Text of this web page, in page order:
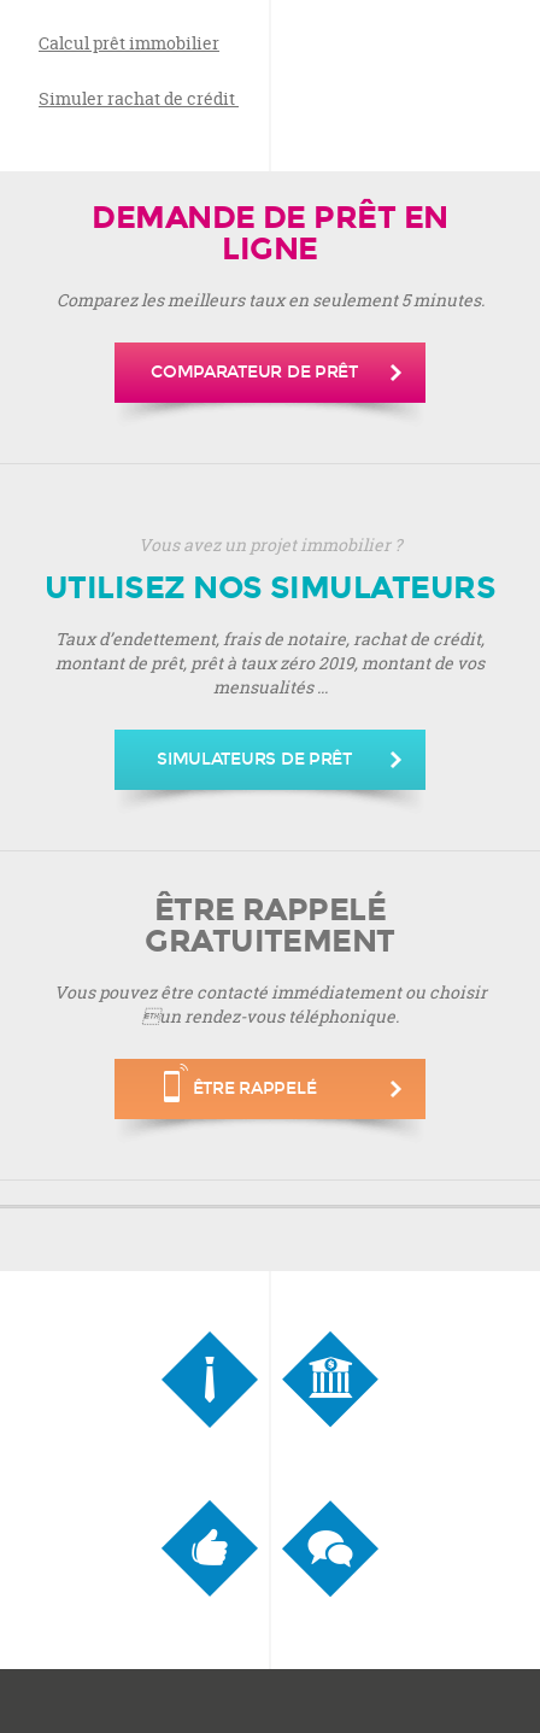
Calcul prêt immobilier
Simuler rachat de crédit
DEMANDE DE PRÊT EN
LIGNE
Comparez les meilleurs taux en seulement 5 minutes.
COMPARATEUR DE PRÊT
Vous avez un projet immobilier ?
UTILISEZ NOS SIMULATEURS
Taux d’endettement, frais de notaire, rachat de crédit,
montant de prêt, prêt à taux zéro 2019, montant de vos
mensualités ...
SIMULATEURS DE PRÊT
ÊTRE RAPPELÉ
GRATUITEMENT
Vous pouvez être contacté immédiatement ou choisir
un rendez-vous téléphonique.
ÊTRE RAPPELÉ